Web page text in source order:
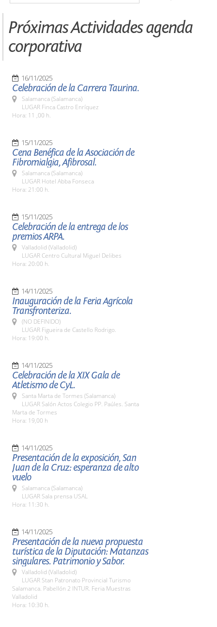
Próximas Actividades agenda
corporativa
16/11/2025
Celebración de la Carrera Taurina.
Salamanca (Salamanca)
LUGAR Finca Castro Enríquez
Hora: 11 ,00 h.
15/11/2025
Cena Benéfica de la Asociación de
Fibromialgia, Afibrosal.
Salamanca (Salamanca)
LUGAR Hotel Abba Fonseca
Hora: 21:00 h.
15/11/2025
Celebración de la entrega de los
premios ARPA.
Valladolid (Valladolid)
LUGAR Centro Cultural Miguel Delibes
Hora: 20:00 h.
14/11/2025
Inauguración de la Feria Agrícola
Transfronteriza.
(NO DEFINIDO)
LUGAR Figueira de Castello Rodrigo.
Hora: 19:00 h.
14/11/2025
Celebración de la XIX Gala de
Atletismo de CyL.
Santa Marta de Tormes (Salamanca)
LUGAR Salón Actos Colegio PP. Paúles. Santa
Marta de Tormes
Hora: 19,00 h
14/11/2025
Presentación de la exposición, San
Juan de la Cruz: esperanza de alto
vuelo
Salamanca (Salamanca)
LUGAR Sala prensa USAL
Hora: 11:30 h.
14/11/2025
Presentación de la nueva propuesta
turística de la Diputación: Matanzas
singulares. Patrimonio y Sabor.
Valladolid (Valladolid)
LUGAR Stan Patronato Provincial Turismo
Salamanca. Pabellón 2 INTUR. Feria Muestras
Valladolid
Hora: 10:30 h.